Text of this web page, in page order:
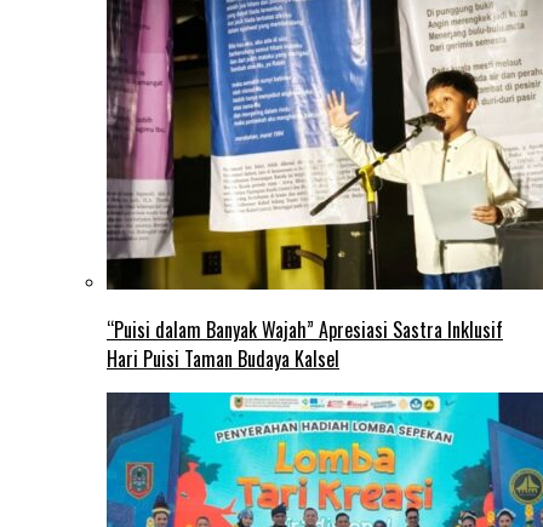
“Puisi dalam Banyak Wajah” Apresiasi Sastra Inklusif
Hari Puisi Taman Budaya Kalsel